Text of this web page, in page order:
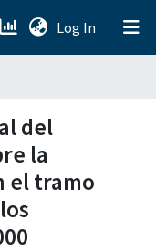
Log In (current)
del
la
el tramo